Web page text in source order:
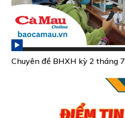
Chuyên đề BHXH kỳ 2 tháng 7